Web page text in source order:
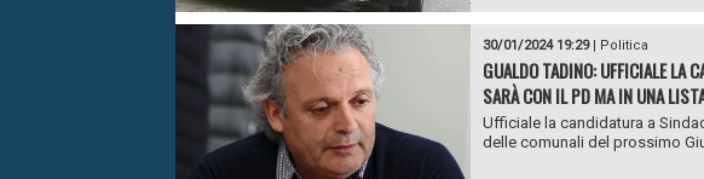
30/01/2024 19:29| Politica
GUALDO TADINO: UFFICIALE LA
SARÀ CON IL PD MA IN UNA
Ufficiale la candidatura a
delle comunali del prossimo